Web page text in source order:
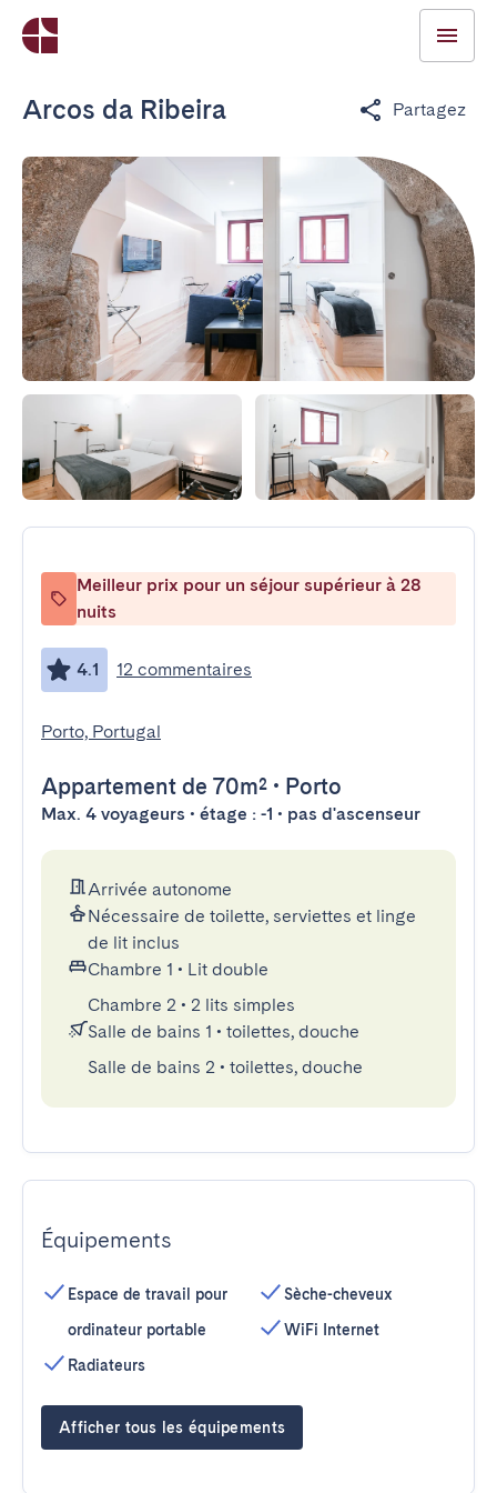
Arcos da Ribeira Partagez
Meilleur prix pour un séjour supérieur à 28
nuits
4.1 12 commentaires
Porto, Portugal
Appartement de 70m² • Porto
Max. 4 voyageurs • étage : -1 • pas d'ascenseur
Arrivée autonome
Nécessaire de toilette, serviettes et linge
de lit inclus
Chambre 1 • Lit double
Chambre 2 • 2 lits simples
Salle de bains 1 • toilettes, douche
Salle de bains 2 • toilettes, douche
Équipements
Espace de travail pour
ordinateur portable
Radiateurs
Sèche-cheveux
WiFi Internet
Afficher tous les équipements